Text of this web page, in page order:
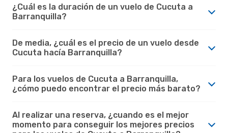
¿Cuál es la duración de un vuelo de Cucuta a
Barranquilla?
De media, ¿cuál es el precio de un vuelo desde
Cucuta hacía Barranquilla?
Para los vuelos de Cucuta a Barranquilla,
¿cómo puedo encontrar el precio más barato?
Al realizar una reserva, ¿cuando es el mejor
momento para conseguir los mejores precios